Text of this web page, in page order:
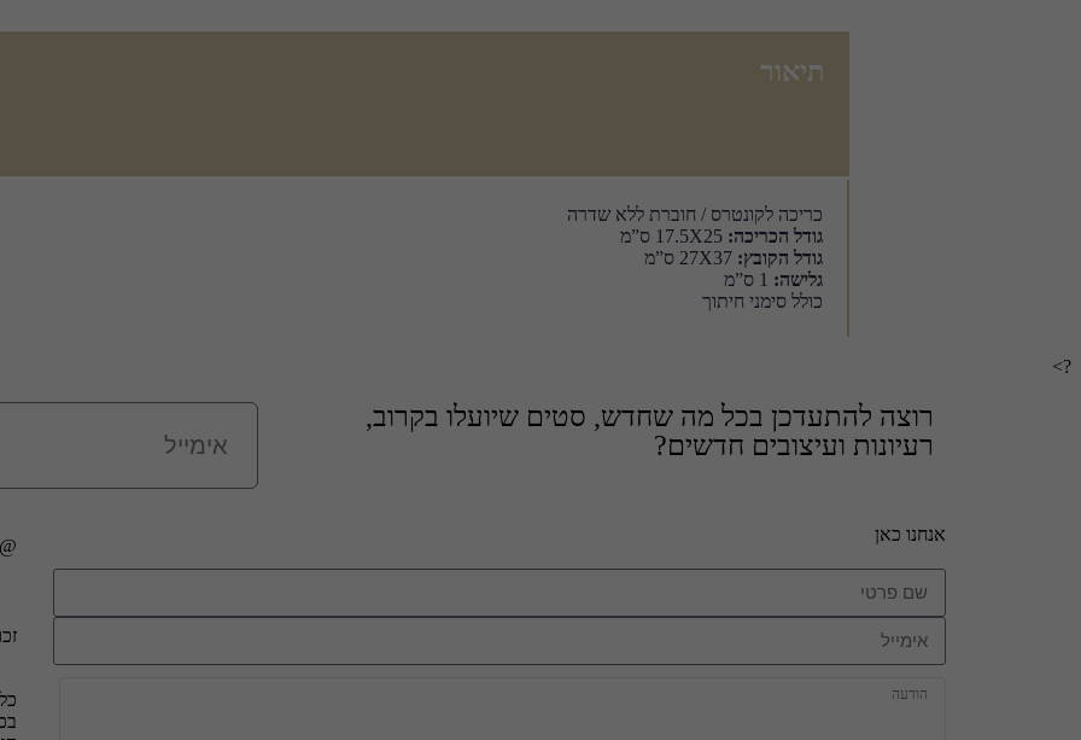
תיאור
כריכה לקונטרס / חוברת ללא שדרה
גודל הכריכה:
גודל הקובץ:
גלישה:
כולל סימני חיתוך
?>
רוצה להתעדכן בכל מה שחדש, סטים שיועלו בקרוב,
רעיונות ועיצובים חדשים?
אנחנו כאן